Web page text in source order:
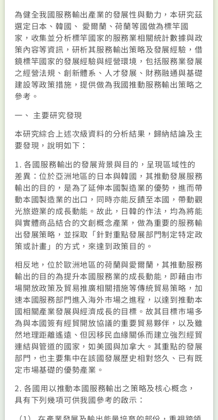
為健全我國服務輸出產業的發展性與動力，本研究茲
選定日本、韓國、 愛爾蘭、荷蘭等國做為標竿國
家，收集並分析標竿國家的服務業相關統計數據與政
策內容等資訊，研析其服務輸出策略及發展經驗，借
鏡標竿國家的發展經驗與經營環境，包括服務業發展
之經營法規、創新體系、人才發展、財務融通與基礎
建設等政策措施，提供做為我國推動服務輸出策略之
參考。
一、 主要研究發現
本研究綜合上述次級資料的分析結果，歸納結論及主
要發現，說明如下：
1. 各國服務輸出的發展背景與目的，呈現區域性的
差異：位於亞洲地區的日本與韓國，其推動發展服務
輸出的目的，是為了延伸本國製造業的優勢，進而帶
動本國製造業的出口，同時亦能反饋至本國，帶動觀
光旅遊業的成長動能。故此，日韓的作法，均為將能
與實體商品結合的文創概念產業，做為重要的服務輸
出發展策略，並採取「針對重點發展部門制定特定政
策或計畫」的方式，來達到政策目的。
相反地，位於歐洲地區的荷蘭與愛爾蘭，其推動服務
輸出的目的為提升本國服務業的成長動能，即藉由市
場開放政策及貿易推廣相關措施等傳統貿易策略，加
速本國服務部門進入海外市場之進程，以達到推動本
國相關產業發展與經濟成長的目標。故其目標市場多
為與本國簽有經貿開放協議的重要貿易夥伴，以及雖
然地理距離遙遠、但因移民血緣關係而建立強烈經貿
連結與管道的國家，如美國與加拿大。其重點的發展
部門，也主要集中在該國發展歷史相對悠久、已有既
定市場基礎的優勢產業。
2. 各國用以推動本國服務輸出之策略及核心概念，
具有下列幾項可供我國參考的啟示：